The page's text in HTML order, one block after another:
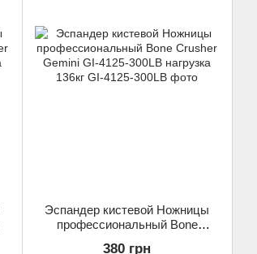
Эспандер кистевой Ножницы
профессиональный Bone
380 грн